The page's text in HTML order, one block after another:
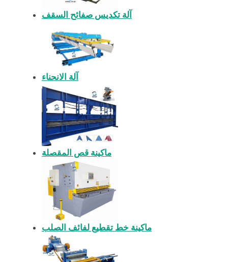
آلة تكديس صفائح السقف
آلة الانحناء
ماكينة قص المقصلة
ماكينة خط تقطيع لفائف الصلب